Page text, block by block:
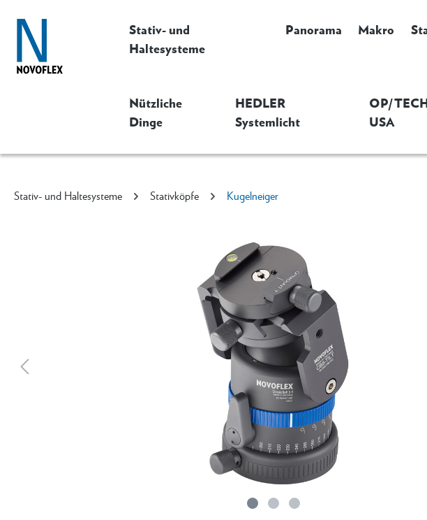
Stativ- und
Haltesysteme
Panorama Makro
Nützliche
Dinge
HEDLER
Systemlicht
OP/
USA
Stativ- und Haltesysteme Stativköpfe Kugelneiger